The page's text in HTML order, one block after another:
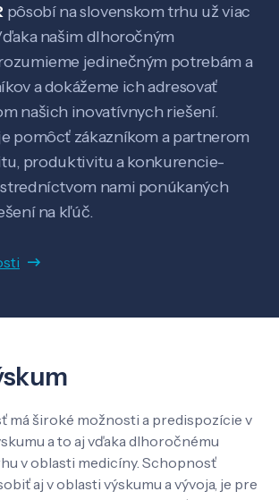
Veda a výskum
Pôsobenie
pôsobí na slovenskom trhu už viac
našim dlhoročným
jedinečným potrebám a
a dokážeme ich adresovať
našich inovatívnych riešení.
pomôcť zákazníkom a partnerom
produktivitu a konkurencie-
nami ponúkaných
na kľúč.
má široké možnosti a predispozície v
a to aj vďaka dlhoročnému
v oblasti medicíny. Schopnosť
aj v oblasti výskumu a vývoja, je pre